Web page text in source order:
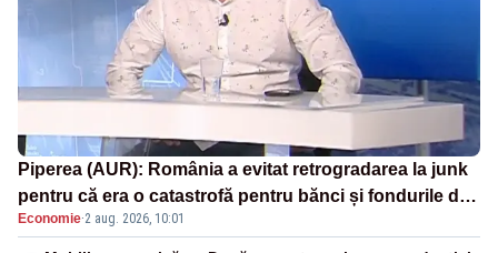
Piperea (AUR): România a evitat retrogradarea la junk
pentru că era o catastrofă pentru bănci și fondurile de
pensii
Economie·2 aug. 2026, 10:01